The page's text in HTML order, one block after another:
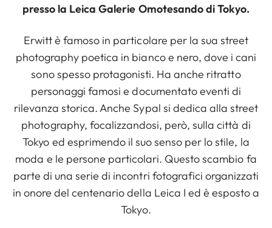
presso la Leica Galerie Omotesando di Tokyo.
Erwitt è famoso in particolare per la sua street
photography poetica in bianco e nero, dove i cani
sono spesso protagonisti. Ha anche ritratto
personaggi famosi e documentato eventi di
rilevanza storica. Anche Sypal si dedica alla street
photography, focalizzandosi, però, sulla città di
Tokyo ed esprimendo il suo senso per lo stile, la
moda e le persone particolari. Questo scambio fa
parte di una serie di incontri fotografici organizzati
in onore del centenario della Leica I ed è esposto a
Tokyo.